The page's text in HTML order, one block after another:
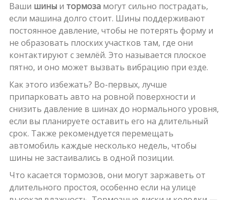
Ваши шиныи тормозамогут сильно пострадать,
если машина долго стоит. Шины поддерживают
постоянное давление, чтобы не потерять форму и
не образовать плоских участков там, где они
контактируют с землёй. Это называется плоское
пятно, и оно может вызвать вибрацию при езде.
Как этого избежать? Во-первых, лучше
припарковать авто на ровной поверхности и
снизить давление в шинах до нормального уровня,
если вы планируете оставить его на длительный
срок. Также рекомендуется перемещать
автомобиль каждые несколько недель, чтобы
шины не застаивались в одной позиции.
Что касается тормозов, они могут заржаветь от
длительного простоя, особенно если на улице